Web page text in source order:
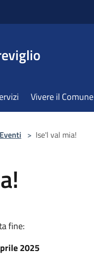
Vivere il Comune
Eventi > Ise'l val mia!
fine:
2025